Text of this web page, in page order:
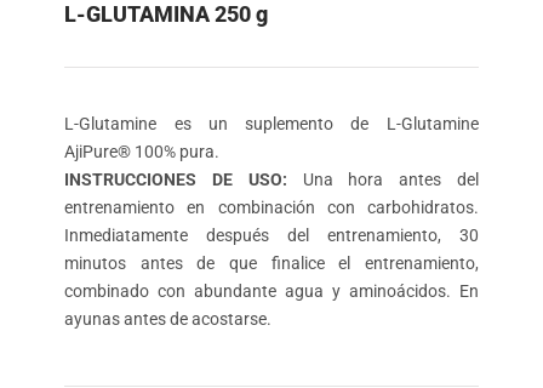
L-GLUTAMINA 250 g
L-Glutamine es un suplemento de L-Glutamine
AjiPure® 100% pura.
INSTRUCCIONES DE USO: Una hora antes del
entrenamiento en combinación con carbohidratos.
Inmediatamente después del entrenamiento, 30
minutos antes de que finalice el entrenamiento,
combinado con abundante agua y aminoácidos. En
ayunas antes de acostarse.